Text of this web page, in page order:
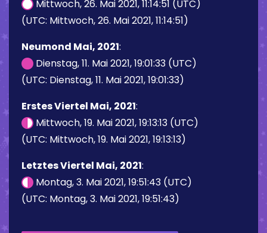
Mittwoch, 26. Mai 2021, 11:14:51 (UTC)
(UTC: Mittwoch, 26. Mai 2021, 11:14:51)
Neumond Mai, 2021:
Dienstag, 11. Mai 2021, 19:01:33 (UTC)
(UTC: Dienstag, 11. Mai 2021, 19:01:33)
Erstes Viertel Mai, 2021:
Mittwoch, 19. Mai 2021, 19:13:13 (UTC)
(UTC: Mittwoch, 19. Mai 2021, 19:13:13)
Letztes Viertel Mai, 2021:
Montag, 3. Mai 2021, 19:51:43 (UTC)
(UTC: Montag, 3. Mai 2021, 19:51:43)